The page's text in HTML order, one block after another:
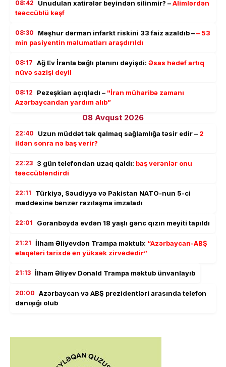
08:42 Unudulan xatirələr beyindən silinmir? –Alimlərdən
təəccüblü kəşf
08:30 Məşhur dərman infarkt riskini 33 faiz azaldıb –– 53
min pasiyentin məlumatları araşdırıldı
08:17 Ağ Ev İranla bağlı planını dəyişdi: Əsas hədəf artıq
nüvə sazişi deyil
08:12 Pezeşkian açıqladı – "İran müharibə zamanı
Azərbaycandan yardım alıb”
08 Avqust 2026
22:40 Uzun müddət tək qalmaq sağlamlığa təsir edir – 2
ildən sonra nə baş verir?
22:23 3 gün telefondan uzaq qaldı: baş verənlər onu
təəccübləndirdi
22:11
Türkiyə, Səudiyyə və Pakistan NATO-nun 5-ci
maddəsinə bənzər razılaşma imzaladı
22:01 Goranboyda evdən 18 yaşlı gənc qızın meyiti tapıldı
21:21 İlham Əliyevdən Trampa məktub: “Azərbaycan-ABŞ
əlaqələri tarixdə ən yüksək zirvədədir”
21:13 İlham Əliyev Donald Trampa məktub ünvanlayıb
20:00 Azərbaycan və ABŞ prezidentləri arasında telefon
danışığı olub